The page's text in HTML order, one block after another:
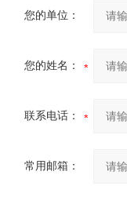
您的单位：
您的姓名：
联系电话：
常用邮箱：